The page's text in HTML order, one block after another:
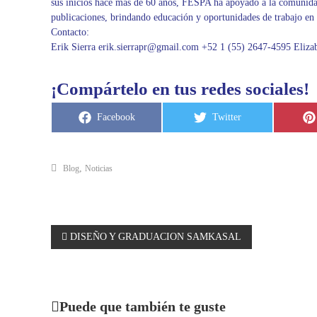
sus inicios hace más de 60 años, FESPA ha apoyado a la
publicaciones, brindando educación y oportunidades de trabajo en
Contacto:
Erik Sierra erik.sierrapr@gmail.com +52 1 (55) 2647-4595
¡Compártelo en tus redes sociales!
C
r
Facebook
C
Twitter
Blog, Noticias
N
v
DISEÑO Y GRADUACION SAMKASAL
Puede que también te guste